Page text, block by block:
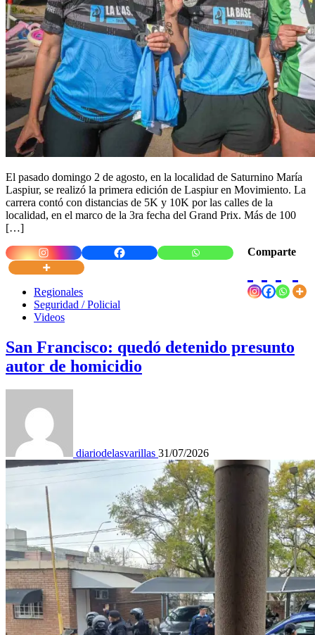
El pasado domingo 2 de agosto, en la localidad de Saturnino María
Laspiur, se realizó la primera edición de Laspiur en Movimiento. La
carrera contó con distancias de 5K y 10K por las calles de la
localidad, en el marco de la 3ra fecha del Grand Prix. Más de 100
[…]
Comparte
Regionales
Seguridad / Policial
Videos
San Francisco: quedó detenido presunto
autor de homicidio
diariodelasvarillas 31/07/2026